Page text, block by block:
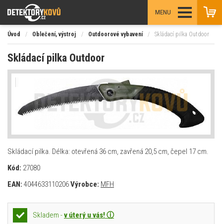
MENU
Úvod / Oblečení, výstroj / Outdoorové vybavení / Skládací pilka Outdoor
Skládací pilka Outdoor
Skládací pilka. Délka: otevřená 36 cm, zavřená 20,5 cm, čepel 17 cm.
Kód: 27080
EAN: 4044633110206Výrobce: MFH
Skladem -v úterý u vás! ⓘ